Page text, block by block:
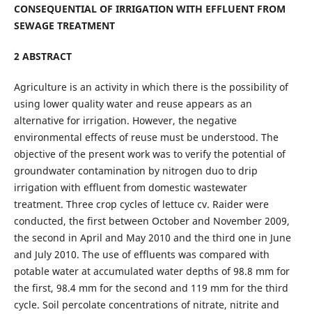
CONSEQUENTIAL OF IRRIGATION WITH EFFLUENT FROM
SEWAGE TREATMENT
2 ABSTRACT
Agriculture is an activity in which there is the possibility of
using lower quality water and reuse appears as an
alternative for irrigation. However, the negative
environmental effects of reuse must be understood. The
objective of the present work was to verify the potential of
groundwater contamination by nitrogen duo to drip
irrigation with effluent from domestic wastewater
treatment. Three crop cycles of lettuce cv. Raider were
conducted, the first between October and November 2009,
the second in April and May 2010 and the third one in June
and July 2010. The use of effluents was compared with
potable water at accumulated water depths of 98.8 mm for
the first, 98.4 mm for the second and 119 mm for the third
cycle. Soil percolate concentrations of nitrate, nitrite and